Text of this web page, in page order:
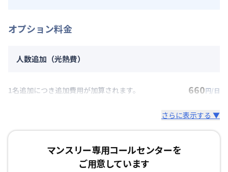
オプション料金
人数追加（光熱費）
1名追加につき追加費用が加算されます。 660円/日
さらに表示する ▼
マンスリー専用コールセンターを
ご用意しています